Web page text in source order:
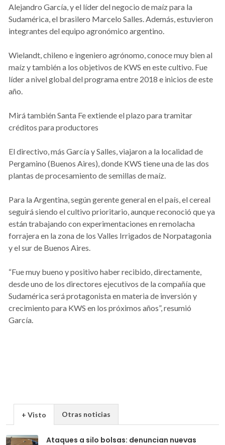
Alejandro García, y el líder del negocio de maíz para la
Sudamérica, el brasilero Marcelo Salles. Además, estuvieron
integrantes del equipo agronómico argentino.
Wielandt, chileno e ingeniero agrónomo, conoce muy bien al
maíz y también a los objetivos de KWS en este cultivo. Fue
líder a nivel global del programa entre 2018 e inicios de este
año.
Mirá también Santa Fe extiende el plazo para tramitar
créditos para productores
El directivo, más García y Salles, viajaron a la localidad de
Pergamino (Buenos Aires), donde KWS tiene una de las dos
plantas de procesamiento de semillas de maíz.
Para la Argentina, según gerente general en el país, el cereal
seguirá siendo el cultivo prioritario, aunque reconoció que ya
están trabajando con experimentaciones en remolacha
forrajera en la zona de los Valles Irrigados de Norpatagonia
y el sur de Buenos Aires.
“Fue muy bueno y positivo haber recibido, directamente,
desde uno de los directores ejecutivos de la compañía que
Sudamérica será protagonista en materia de inversión y
crecimiento para KWS en los próximos años”, resumió
García.
+ Visto Otras noticias
Ataques a silo bolsas: denuncian nuevas